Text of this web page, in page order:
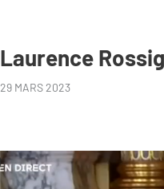
Laurence
29 MARS 2023